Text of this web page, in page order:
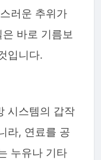
러운 추위가
바로 기름보
입니다.
시스템의 갑작
라, 연료를 공
누유나 기타